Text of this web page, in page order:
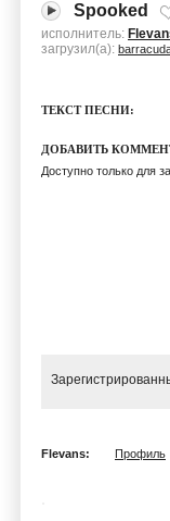
Spooked
исполнитель:
загрузил(а):
ТЕКСТ ПЕСНИ:
ДОБАВИТЬ
Доступно только для
Flevans: Профиль